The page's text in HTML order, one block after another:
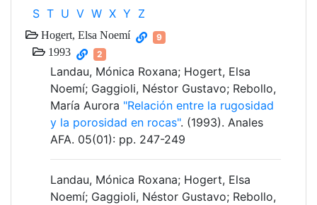
S T U V W X Y Z
Hogert, Elsa Noemí 9
1993 2
Landau, Mónica Roxana; Hogert, Elsa
Noemí; Gaggioli, Néstor Gustavo; Rebollo,
María Aurora "Relación entre la rugosidad
y la porosidad en rocas". (1993). Anales
AFA. 05(01): pp. 247-249
Landau, Mónica Roxana; Hogert, Elsa
Noemí; Gaggioli, Néstor Gustavo; Rebollo,